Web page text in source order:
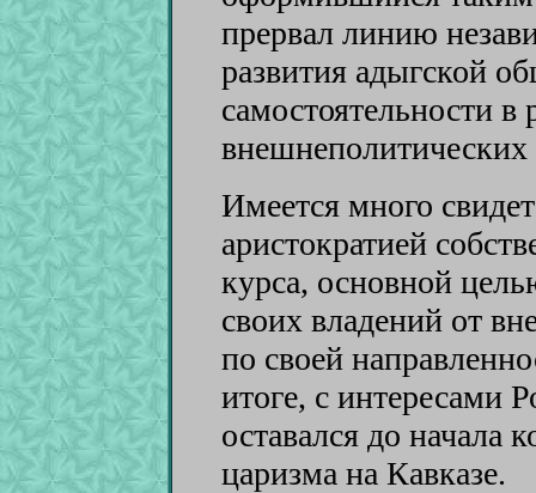
прервал линию
развития адыгской
самостоятельности
Имеется много
аристократией
курса, основной
своих владений от
по своей
итоге, с интересами
оставался до начала
царизма на Кавказе.